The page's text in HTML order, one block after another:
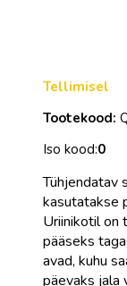
Tellimisel
Tootekood:
Iso kood:0
Tühjendatav
kasutatakse
Uriinikotil on
pääseks
avad, kuhu
päevaks jala